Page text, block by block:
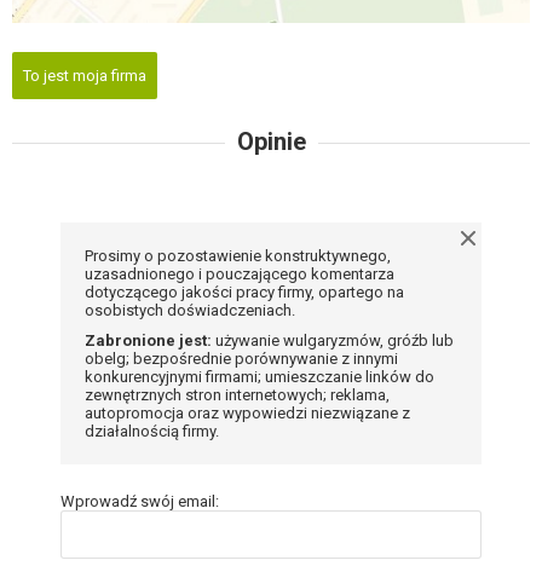
To jest moja firma
Opinie
Prosimy o pozostawienie konstruktywnego,
uzasadnionego i pouczającego komentarza
dotyczącego jakości pracy firmy, opartego na
osobistych doświadczeniach.
Zabronione jest: używanie wulgaryzmów, gróźb lub
obelg; bezpośrednie porównywanie z innymi
konkurencyjnymi firmami; umieszczanie linków do
zewnętrznych stron internetowych; reklama,
autopromocja oraz wypowiedzi niezwiązane z
działalnością firmy.
Wprowadź swój email: